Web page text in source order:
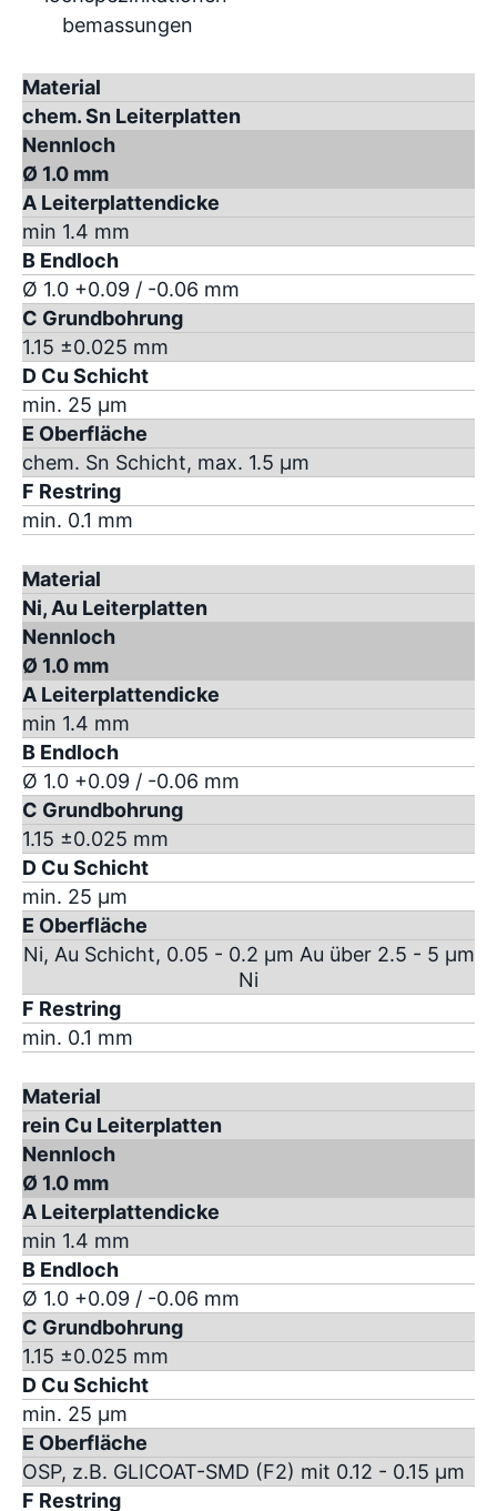
Material
chem. Sn Leiterplatten
Nennloch
Ø 1.0 mm
A Leiterplattendicke
min 1.4 mm
B Endloch
Ø 1.0 +0.09 / -0.06 mm
C Grundbohrung
1.15 ±0.025 mm
D Cu Schicht
min. 25 µm
E Oberfläche
chem. Sn Schicht, max. 1.5 µm
F Restring
min. 0.1 mm
Material
Ni, Au Leiterplatten
Nennloch
Ø 1.0 mm
A Leiterplattendicke
min 1.4 mm
B Endloch
Ø 1.0 +0.09 / -0.06 mm
C Grundbohrung
1.15 ±0.025 mm
D Cu Schicht
min. 25 µm
E Oberfläche
Ni, Au Schicht, 0.05 - 0.2 µm Au über 2.5 - 5 µm
Ni
F Restring
min. 0.1 mm
Material
rein Cu Leiterplatten
Nennloch
Ø 1.0 mm
A Leiterplattendicke
min 1.4 mm
B Endloch
Ø 1.0 +0.09 / -0.06 mm
C Grundbohrung
1.15 ±0.025 mm
D Cu Schicht
min. 25 µm
E Oberfläche
OSP, z.B. GLICOAT-SMD (F2) mit 0.12 - 0.15 µm
F Restring